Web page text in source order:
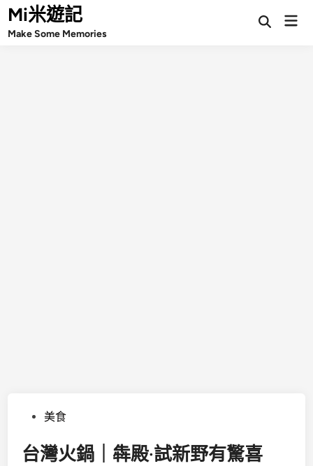
Skip
to
Mi米遊記
Make Some Memories
Open
Posted美食
台灣火鍋｜犇殿·試新野有驚喜